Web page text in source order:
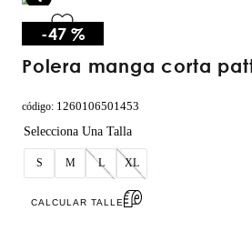
-47 %
polera manga corta
código: 1260106501453
S M L XL
CALCULAR TALLE